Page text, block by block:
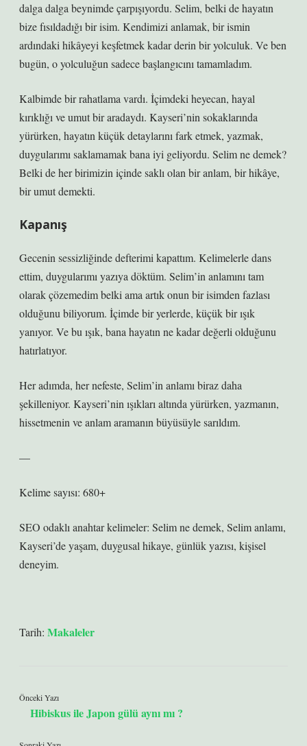
dalga dalga beynimde çarpışıyordu. Selim, belki de hayatın
bize fısıldadığı bir isim. Kendimizi anlamak, bir ismin
ardındaki hikâyeyi keşfetmek kadar derin bir yolculuk. Ve ben
bugün, o yolculuğun sadece başlangıcını tamamladım.
Kalbimde bir rahatlama vardı. İçimdeki heyecan, hayal
kırıklığı ve umut bir aradaydı. Kayseri’nin sokaklarında
yürürken, hayatın küçük detaylarını fark etmek, yazmak,
duygularımı saklamamak bana iyi geliyordu. Selim ne demek?
Belki de her birimizin içinde saklı olan bir anlam, bir hikâye,
bir umut demekti.
Kapanış
Gecenin sessizliğinde defterimi kapattım. Kelimelerle dans
ettim, duygularımı yazıya döktüm. Selim’in anlamını tam
olarak çözemedim belki ama artık onun bir isimden fazlası
olduğunu biliyorum. İçimde bir yerlerde, küçük bir ışık
yanıyor. Ve bu ışık, bana hayatın ne kadar değerli olduğunu
hatırlatıyor.
Her adımda, her nefeste, Selim’in anlamı biraz daha
şekilleniyor. Kayseri’nin ışıkları altında yürürken, yazmanın,
hissetmenin ve anlam aramanın büyüsüyle sarıldım.
—
Kelime sayısı: 680+
SEO odaklı anahtar kelimeler: Selim ne demek, Selim anlamı,
Kayseri’de yaşam, duygusal hikaye, günlük yazısı, kişisel
deneyim.
Tarih: Makaleler
Önceki Yazı
Hibiskus ile Japon gülü aynı mı ?